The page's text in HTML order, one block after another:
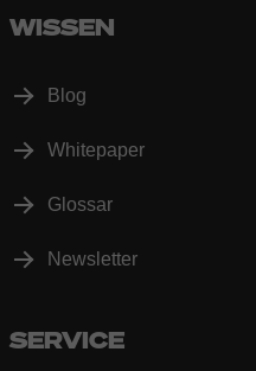
WISSEN
Blog
Whitepaper
Glossar
Newsletter
SERVICE